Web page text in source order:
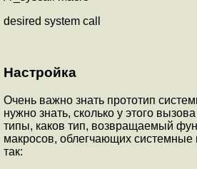
desired system call
Настройка
Очень важно знать прототип
нужно знать, сколько у этого
типы, каков тип, возвращаемый
макросов, облегчающих
так: